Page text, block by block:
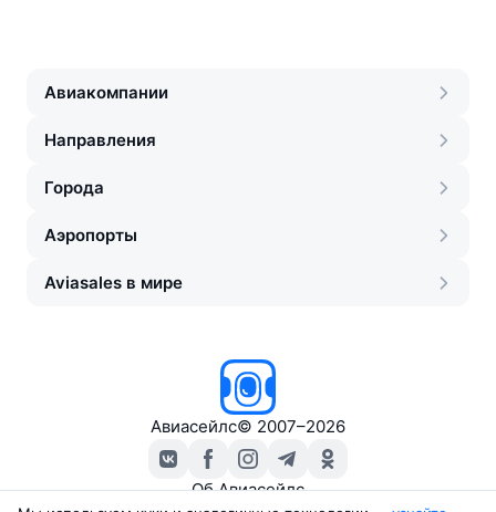
Авиакомпании
Направления
Города
Аэропорты
Aviasales в мире
Авиасейлс© 2007–2026
Об Авиасейлс